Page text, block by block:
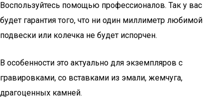
Воспользуйтесь помощью профессионалов. Так у вас
будет гарантия того, что ни один миллиметр любимой
подвески или колечка не будет испорчен.
В особенности это актуально для экземпляров с
гравировками, со вставками из эмали, жемчуга,
драгоценных камней.